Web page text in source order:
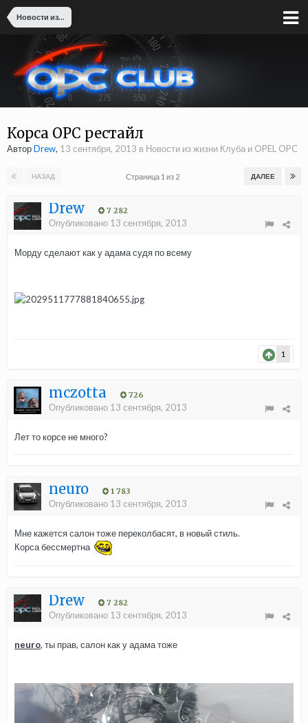
Новости из жизни Клуба и OPEL OPC
Корса OPC рестайл
АвторDrew, 13 сентября, 2013 в Новости из жизни Клуба и OPEL OPC
НАЗАД ДАЛЕЕ
Страница 1 из 2
Drew 7 282
Опубликовано 13 сентября, 2013
Морду сделают как у адама судя по всему
1
mczotta 726
Опубликовано 13 сентября, 2013
Лет то корсе не много?
neuro 1 783
Опубликовано 13 сентября, 2013
Мне кажется салон тоже переколбасят, в новый стиль.
Корса бессмертна
Drew 7 282
Опубликовано 13 сентября, 2013
neuro, ты прав, салон как у адама тоже